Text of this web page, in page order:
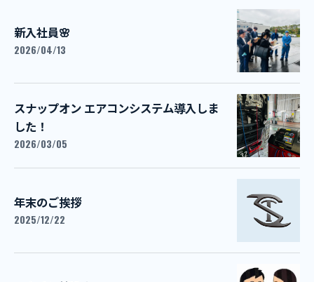
新入社員🌸
2026/04/13
スナップオン エアコンシステム導入しま
した！
2026/03/05
年末のご挨拶
2025/12/22